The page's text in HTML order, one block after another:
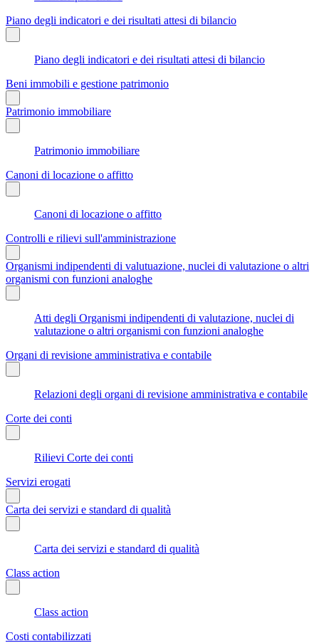
Piano degli indicatori e dei risultati attesi di bilancio
Piano degli indicatori e dei risultati attesi di bilancio
Beni immobili e gestione patrimonio
Patrimonio immobiliare
Patrimonio immobiliare
Canoni di locazione o affitto
Canoni di locazione o affitto
Controlli e rilievi sull'amministrazione
Organismi indipendenti di valutuazione, nuclei di valutazione o altri
organismi con funzioni analoghe
Atti degli Organismi indipendenti di valutazione, nuclei di
valutazione o altri organismi con funzioni analoghe
Organi di revisione amministrativa e contabile
Relazioni degli organi di revisione amministrativa e contabile
Corte dei conti
Rilievi Corte dei conti
Servizi erogati
Carta dei servizi e standard di qualità
Carta dei servizi e standard di qualità
Class action
Class action
Costi contabilizzati